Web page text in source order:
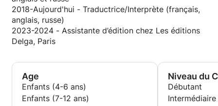
2018-Aujourd'hui - Traductrice/Interprète (français,
anglais, russe)
2023-2024 - Assistante d’édition chez Les éditions
Delga, Paris
Age
Enfants (4-6 ans)
Enfants (7-12 ans)
Niveau du
Débutant
Intermédiaire